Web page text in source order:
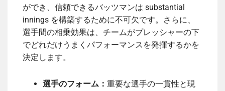
ができ、信頼できるバッツマンは substantial
innings を構築するために不可欠です。さらに、
選手間の相乗効果は、チームがプレッシャーの下
でどれだけうまくパフォーマンスを発揮するかを
決定します。
選手のフォーム： 重要な選手の一貫性と現